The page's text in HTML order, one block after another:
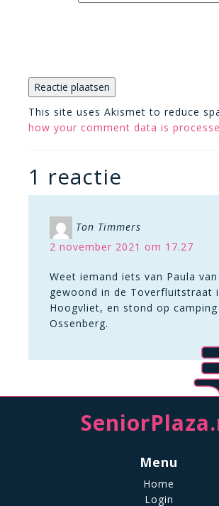
This site uses Akismet to reduce
how your comment data is
1 reactie
Ton Timmers
2 november 2021 om 17.27
Weet iemand iets van Paula
gewoond in de Toverfluitstraat
Hoogvliet, en stond op camping
Ossenberg.
Menu
Home
Login